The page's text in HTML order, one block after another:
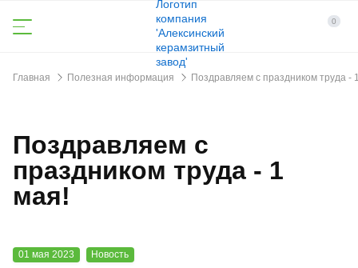
0
Главная Полезная информация Поздравляем с праздником труда -
Поздравляем с
праздником труда - 1
мая!
01 мая 2023 Новость